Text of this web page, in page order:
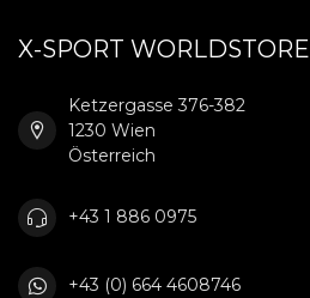
X-SPORT WORLDSTORE
Ketzergasse 376-382
1230 Wien
Österreich
+43 1 886 0975
+43 (0) 664 4608746